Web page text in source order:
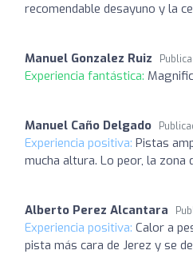
recomendable desayuno y la
Manuel Gonzalez Ruiz
Experiencia fantástica:
Manuel Caño Delgado
Experiencia positiva: Pistas
mucha altura. Lo peor, la zona
Alberto Perez Alcantara
Experiencia positiva: Calor a
pista más cara de Jerez y se